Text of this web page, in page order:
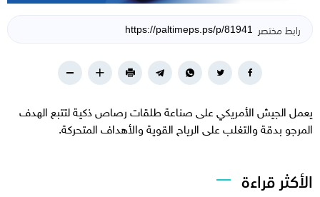
رابط مختصر
يعمل الجيش الأمريكي على صناعة طلقات رصاص ذكية لتتبع الهدف
المرجو بدقة والتغلب على الرياح القوية والأهداف المتحركة.
الأكثر قراءة